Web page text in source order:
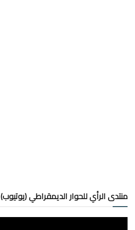
منتدى الرأي للحوار الديمقراطي (يوتيوب)